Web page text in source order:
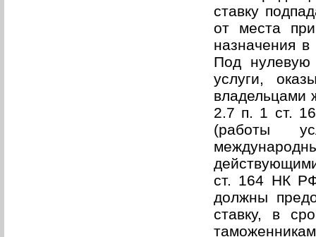
ставку
от места
назначения
Под нулевую
услуги,
владельцами
2.7 п. 1 ст.
(работы
ст. 164 НК РФ
должны
ставку, в